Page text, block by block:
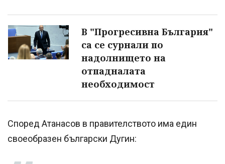
В "Прогресивна България"
са се сурнали по
надолнището на
отпадналата
необходимост
Според Атанасов в правителството има един
своеобразен български Дугин: